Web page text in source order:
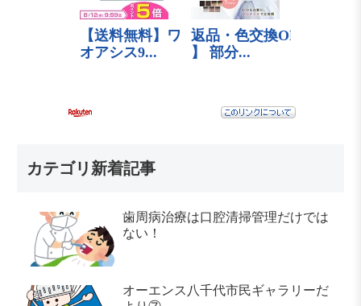
カテゴリ新着記事
歯周病治療は口腔清掃管理だけでは
ない！
オーエンス八千代市民ギャラリーだ